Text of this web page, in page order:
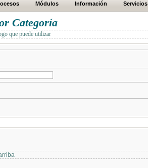
Módulos Información Servicios
Categoría
que puede utilizar